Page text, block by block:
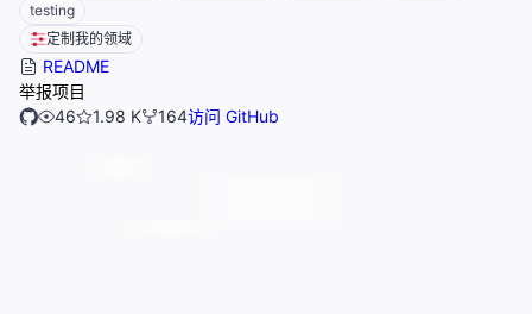
testing
定制我的领域
README
举报项目
46
1.98 K 164访问 GitHub